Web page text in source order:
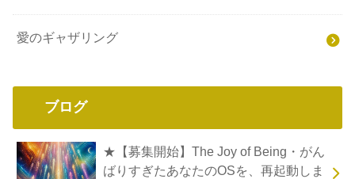
愛のギャザリング
ブログ
★【募集開始】The Joy of Being・がん
ばりすぎたあなたのOSを、再起動しま